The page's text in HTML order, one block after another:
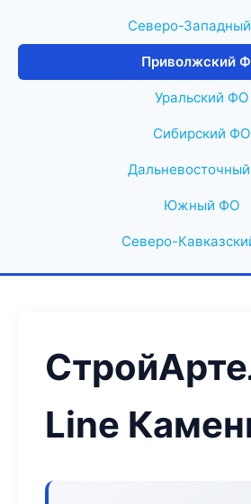
Северо-
Приволжский
Уральский ФО
Сибирский ФО
Южный ФО
Северо-
Line